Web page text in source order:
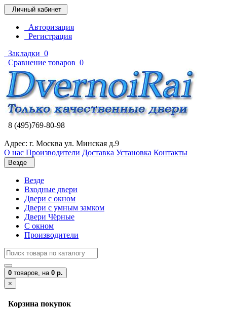
Личный кабинет
Авторизация
Регистрация
Закладки 0
Сравнение товаров 0
8 (495)769-80-98
Адрес: г. Москва ул. Минская д.9
О нас Производители Доставка Установка Контакты
Везде
Везде
Входные двери
Двери с окном
Двери с умным замком
Двери Чёрные
C окном
Производители
0 товаров, на 0 р.
×
Корзина покупок